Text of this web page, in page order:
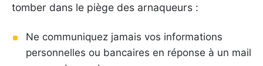
tomber dans le piège des arnaqueurs :
Ne communiquez jamais vos informations
personnelles ou bancaires en réponse à un mail